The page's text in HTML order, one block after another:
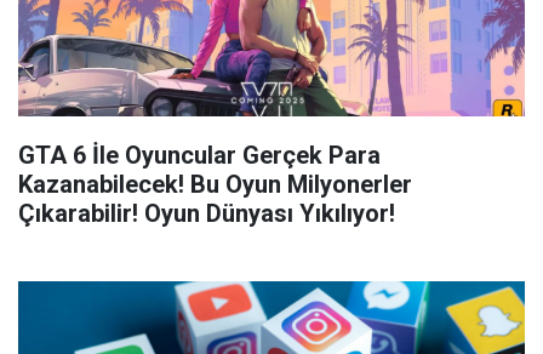
GTA 6 İle Oyuncular Gerçek Para
Kazanabilecek! Bu Oyun Milyonerler
Çıkarabilir! Oyun Dünyası Yıkılıyor!